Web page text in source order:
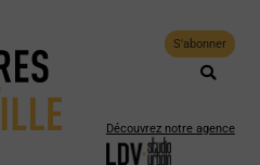
S'abonner
Découvrez notre agence